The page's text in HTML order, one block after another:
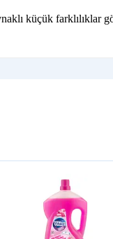
küçük farklılıklar